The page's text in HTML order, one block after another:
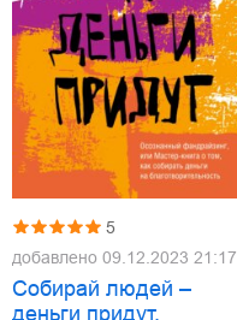
5
добавлено 09.12.2023 21:17
Собирай людей –
деньги придут.